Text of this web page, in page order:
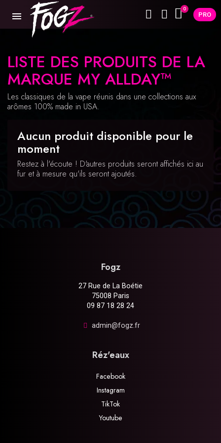
PRO
LISTE DES PRODUITS DE LA
MARQUE MY ALLDAY™
Les classiques de la vape réunis dans une collections aux
arômes 100% made in USA.
Aucun produit disponible pour le
moment
Restez à l'écoute ! D'autres produits seront affichés ici au
fur et à mesure qu'ils seront ajoutés.
Fogz
27 Rue de La Boétie
75008 Paris
09 87 18 28 24
admin@fogz.fr
Réz'eaux
Facebook
Instagram
TikTok
Youtube